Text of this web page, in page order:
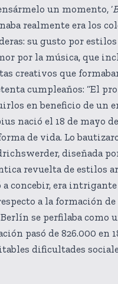
un momento, ‘
realmente era los
su gusto por
por la música, que
creativos que
cumpleaños: “El
en beneficio de un
nació el 18 de mayo
de vida. Lo
diseñada
revuelta de estilos
a concebir, era
a la formación
Berlín se perfilaba como
pasó de 826.000 en
dificultades